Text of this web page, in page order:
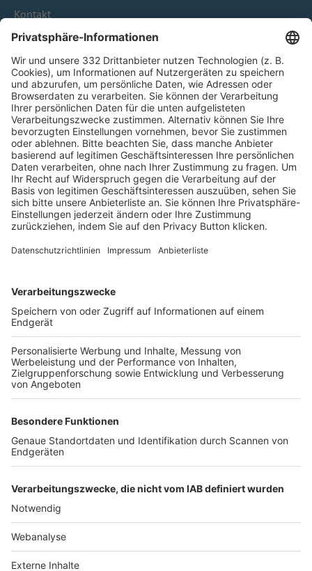
Kontakt
HÄUFIG BESUCHTE SEITEN
Pässe und Vereinswechsel
Trainerausbildung
Schulungsangebot Vereinsmitarbeiter
BFV-Geschäftsstellen
Trainerbörse
Login SpielPlus
FOLGE DEM BFV
TOP-VEREINE
TOP-PARTNER
Nutzungsbedingungen Datenschutz Impressum